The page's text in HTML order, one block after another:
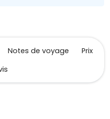
Notes de voyage
Prix